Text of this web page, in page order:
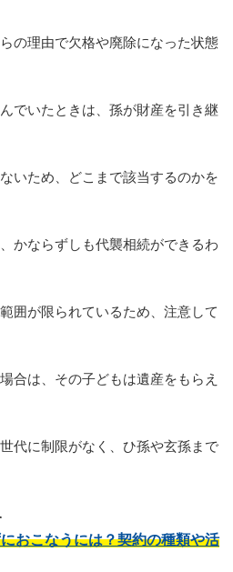
の理由で欠格や廃除になった状態
でいたときは、孫が財産を引き継
いため、どこまで該当するのかを
かならずしも代襲相続ができるわ
囲が限られているため、注意して
合は、その子どもは遺産をもらえ
代に制限がなく、ひ孫や玄孫まで
おこなうには？契約の種類や活